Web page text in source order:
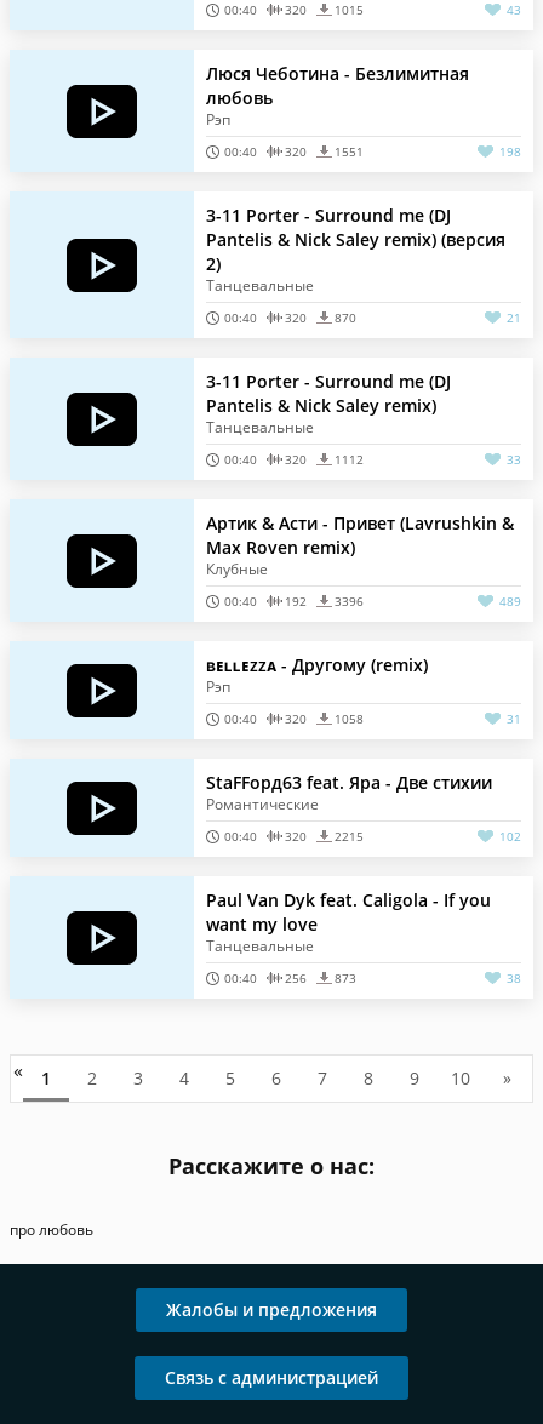
00:40 320 1015 43
Люся Чеботина - Безлимитная
любовь
Рэп
00:40 320 1551 198
3-11 Porter - Surround me (DJ
Pantelis & Nick Saley remix) (версия
2)
Танцевальные
00:40 320 870 21
3-11 Porter - Surround me (DJ
Pantelis & Nick Saley remix)
Танцевальные
00:40 320 1112 33
Артик & Асти - Привет (Lavrushkin &
Max Roven remix)
Клубные
00:40 192 3396 489
ʙᴇʟʟᴇzzᴀ - Другому (remix)
Рэп
00:40 320 1058 31
StaFFорд63 feat. Яра - Две стихии
Романтические
00:40 320 2215 102
Paul Van Dyk feat. Caligola - If you
want my love
Танцевальные
00:40 256 873 38
« 1 2 3 4 5 6 7 8 9 10 »
Расскажите о нас:
про любовь
Жалобы и предложения
Связь с администрацией